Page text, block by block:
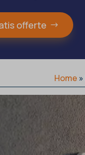
offerte
Home »